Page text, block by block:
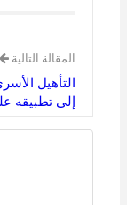
المقالة التالية
التأهيل
إلى تطبيقه